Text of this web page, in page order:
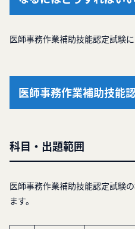
医師事務作業補助技能認定試験
医師事務作業補助技能
科目・出題範囲
医師事務作業補助技能認定試験
ます。